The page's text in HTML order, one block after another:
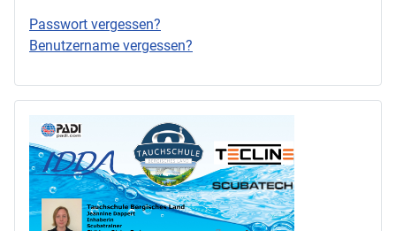
Passwort vergessen?
Benutzername vergessen?